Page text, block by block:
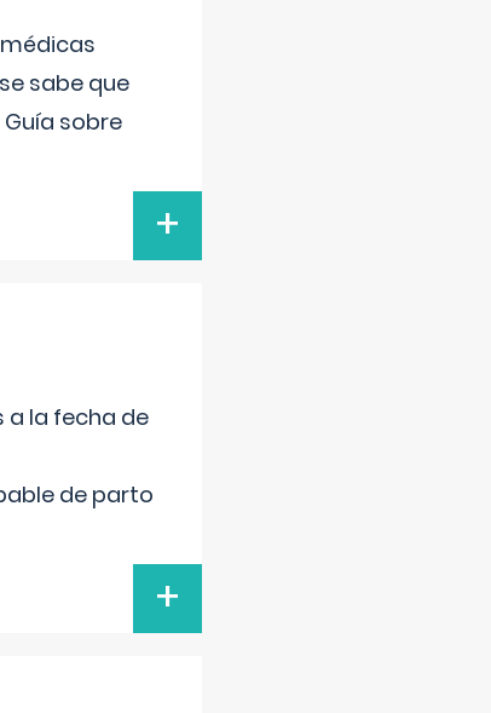
sabe que
sobre
+
a la fecha de
de parto
+